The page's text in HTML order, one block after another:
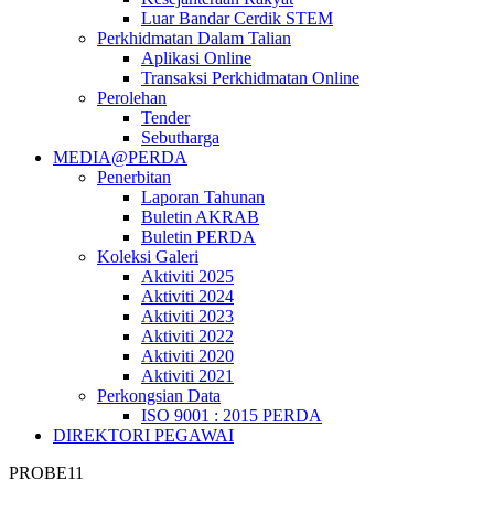
Luar Bandar Cerdik STEM
Perkhidmatan Dalam Talian
Aplikasi Online
Transaksi Perkhidmatan Online
Perolehan
Tender
Sebutharga
MEDIA@PERDA
Penerbitan
Laporan Tahunan
Buletin AKRAB
Buletin PERDA
Koleksi Galeri
Aktiviti 2025
Aktiviti 2024
Aktiviti 2023
Aktiviti 2022
Aktiviti 2020
Aktiviti 2021
Perkongsian Data
ISO 9001 : 2015 PERDA
DIREKTORI PEGAWAI